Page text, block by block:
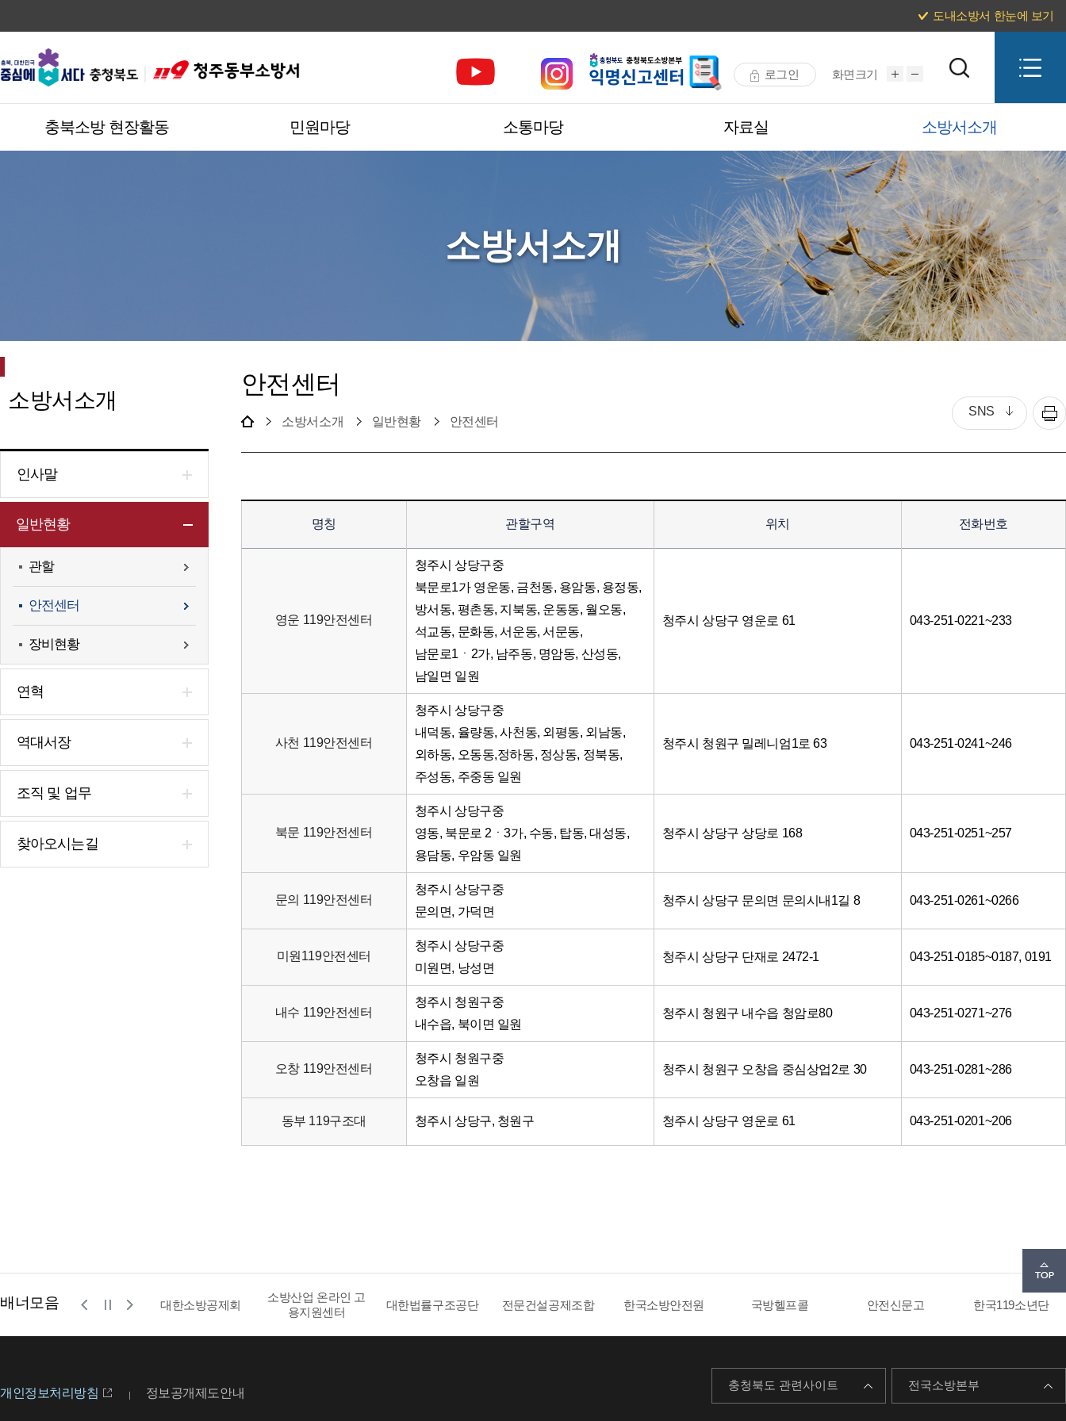
도내소방서 한눈에 보기
로그인 화면크기
충북소방 현장활동 민원마당 소통마당 자료실 소방서소개
소방서소개
소방서소개
인사말
일반현황
관할
안전센터
장비현황
연혁
역대서장
조직 및 업무
찾아오시는길
안전센터
소방서소개 일반현황 안전센터
SNS
명칭 관할구역 위치 전화번호
영운 119안전센터
청주시 상당구중
북문로1가 영운동, 금천동, 용암동, 용정동,
방서동, 평촌동, 지북동, 운동동, 월오동,
석교동, 문화동, 서운동, 서문동,
남문로1ㆍ2가, 남주동, 명암동, 산성동,
남일면 일원
청주시 상당구 영운로 61 043-251-0221~233
사천 119안전센터
청주시 상당구중
내덕동, 율량동, 사천동, 외평동, 외남동,
외하동, 오동동,정하동, 정상동, 정북동,
주성동, 주중동 일원
청주시 청원구 밀레니엄1로 63 043-251-0241~246
북문 119안전센터
청주시 상당구중
영동, 북문로 2ㆍ3가, 수동, 탑동, 대성동,
용담동, 우암동 일원
청주시 상당구 상당로 168 043-251-0251~257
문의 119안전센터
청주시 상당구중
문의면, 가덕면
청주시 상당구 문의면 문의시내1길 8 043-251-0261~0266
미원119안전센터
청주시 상당구중
미원면, 낭성면
청주시 상당구 단재로 2472-1 043-251-0185~0187, 0191
내수 119안전센터
청주시 청원구중
내수읍, 북이면 일원
청주시 청원구 내수읍 청암로80 043-251-0271~276
오창 119안전센터
청주시 청원구중
오창읍 일원
청주시 청원구 오창읍 중심상업2로 30 043-251-0281~286
동부 119구조대 청주시 상당구, 청원구 청주시 상당구 영운로 61 043-251-0201~206
배너모음영문 소방청 대한소방공제회
소방산업 온라인 고
용지원센터
대한법률구조공단 전문건설공제조합 한국소방안전원 국방헬프콜 안전신문고 한국119소년단
충청북도 관련사이트 전국소방본부
개인정보처리방침 정보공개제도안내